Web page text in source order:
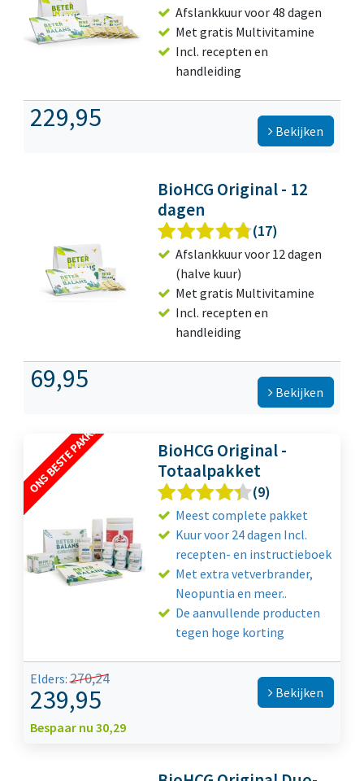
Afslankkuur voor 48 dagen
Met gratis Multivitamine
Incl. recepten en
handleiding
229,95 Bekijken
BioHCG Original - 12
dagen
(17)
Afslankkuur voor 12 dagen
(halve kuur)
Met gratis Multivitamine
Incl. recepten en
handleiding
69,95 Bekijken
BioHCG Original -
Totaalpakket
(9)
Meest complete pakket
Kuur voor 24 dagen Incl.
recepten- en instructieboek
Met extra vetverbrander,
Neopuntia en meer..
De aanvullende producten
tegen hoge korting
Elders:270,24
239,95
Bespaar nu 30,29
Bekijken